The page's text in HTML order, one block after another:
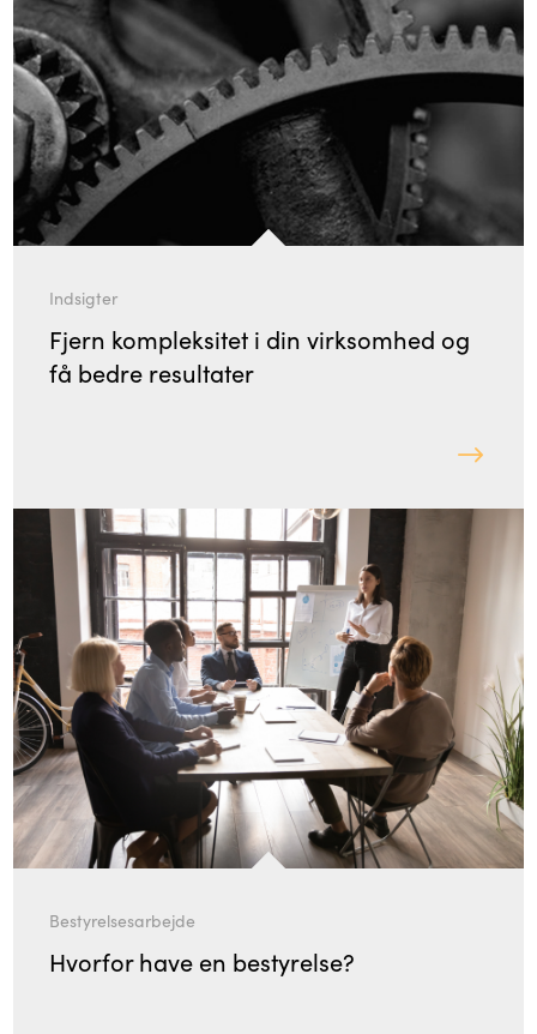
Indsigter
Fjern kompleksitet i din virksomhed og
få bedre resultater
Bestyrelsesarbejde
Hvorfor have en bestyrelse?